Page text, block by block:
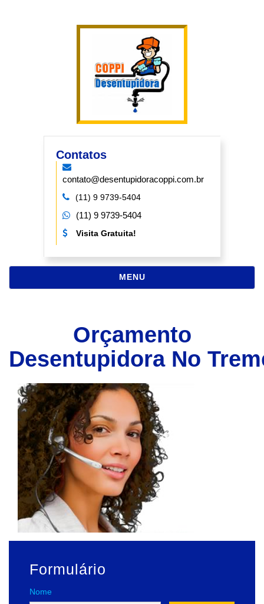
Contatos
contato@desentupidoracoppi.com.br
(11) 9 9739-5404
(11) 9 9739-5404
Visita Gratuita!
MENUNAVEGAÇÃO
Orçamento
Desentupidora No
Formulário
Nome